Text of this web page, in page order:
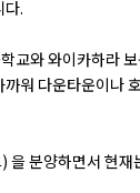
다.
교와 와이카하라
워 다운타운이나
분양하면서 현